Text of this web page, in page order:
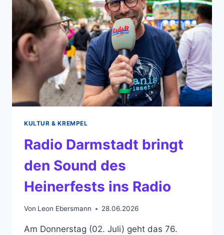
KULTUR & KREMPEL
Radio Darmstadt bringt
den Sound des
Heinerfests ins Radio
Von Leon Ebersmann 28.06.2026
Am Donnerstag (02. Juli) geht das 76.